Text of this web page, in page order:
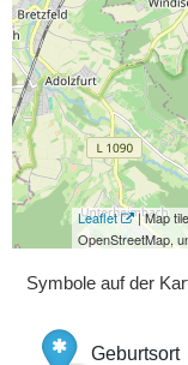
Leaflet
| Map
OpenStreetMap,
Symbole auf der
Geburtsort